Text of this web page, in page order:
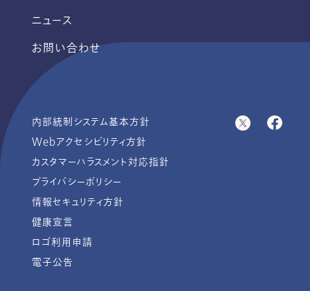
ニュース
お問い合わせ
内部統制システム基本方針
Webアクセシビリティ方針
カスタマーハラスメント対応指針
プライバシーポリシー
情報セキュリティ方針
健康宣言
ロゴ利用申請
電子公告